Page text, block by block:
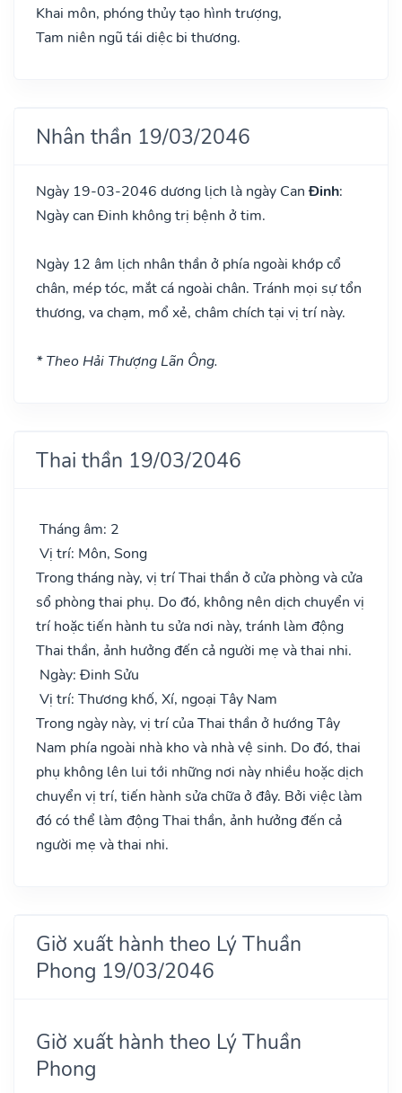
Khai môn, phóng thủy tạo hình trượng,
Tam niên ngũ tái diệc bi thương.
Nhân thần 19/03/2046
Ngày 19-03-2046 dương lịch là ngày CanĐinh:
Ngày can Đinh không trị bệnh ở tim.
Ngày 12 âm lịch nhân thần ở phía ngoài khớp cổ
chân, mép tóc, mắt cá ngoài chân. Tránh mọi sự tổn
thương, va chạm, mổ xẻ, châm chích tại vị trí này.
* Theo Hải Thượng Lãn Ông.
Thai thần 19/03/2046
Tháng âm: 2
Vị trí: Môn, Song
Trong tháng này, vị trí Thai thần ở cửa phòng và cửa
sổ phòng thai phụ. Do đó, không nên dịch chuyển vị
trí hoặc tiến hành tu sửa nơi này, tránh làm động
Thai thần, ảnh hưởng đến cả người mẹ và thai nhi.
Ngày: Đinh Sửu
Vị trí: Thương khố, Xí, ngoại Tây Nam
Trong ngày này, vị trí của Thai thần ở hướng Tây
Nam phía ngoài nhà kho và nhà vệ sinh. Do đó, thai
phụ không lên lui tới những nơi này nhiều hoặc dịch
chuyển vị trí, tiến hành sửa chữa ở đây. Bởi việc làm
đó có thể làm động Thai thần, ảnh hưởng đến cả
người mẹ và thai nhi.
Giờ xuất hành theo Lý Thuần
Phong 19/03/2046
Giờ xuất hành theo Lý Thuần
Phong